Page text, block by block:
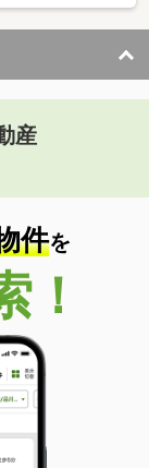
産
件を
！